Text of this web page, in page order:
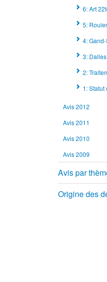
6: Art
5:
4:
3:
2:
1: Statut
Avis 2012
Avis 2011
Avis 2010
Avis 2009
Avis par
Origine des